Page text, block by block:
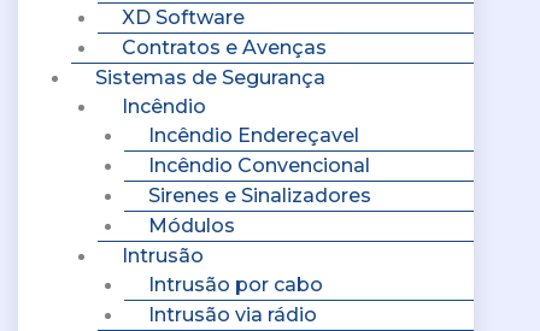
XD Software
Contratos e Avenças
Sistemas de Segurança
Incêndio
Incêndio Endereçavel
Incêndio Convencional
Sirenes e Sinalizadores
Módulos
Intrusão
Intrusão por cabo
Intrusão via rádio